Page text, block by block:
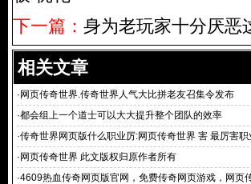
下一篇： 身为老玩家十分厌恶
相关文章
· 网页传奇世界.传奇世界人气大比拼老友召集令发布
·都会组上一个道士可以大大提升整个团队的效率
·传奇世界网页版什么职业厉:网页传奇世界 害 最厉害职
分享
· 网页传奇世界 此文版权归原作者所有
·4609热血传奇网页版官网，免费传奇网页游戏，网页